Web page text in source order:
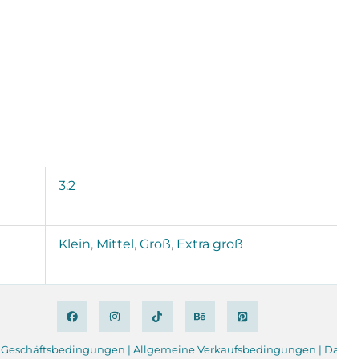
3:2
Klein, Mittel, Groß, Extra groß
Geschäftsbedingungen | Allgemeine Verkaufsbedingungen |